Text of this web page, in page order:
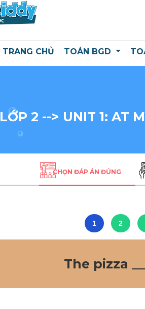
TRANG CHỦ TOÁN BGD
LỚP 2 --> UNIT 1: AT
CHỌN ĐÁP ÁN ĐÚNG
1 2
The pizza